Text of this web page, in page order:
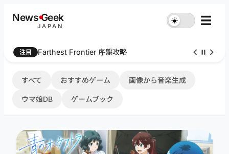
NewsGeek
JAPAN
☀︎ ☰
注目 Farthest Frontier 序盤攻略
すべて おすすめゲーム 画像から音楽生成
ウマ娘DB ゲームブック